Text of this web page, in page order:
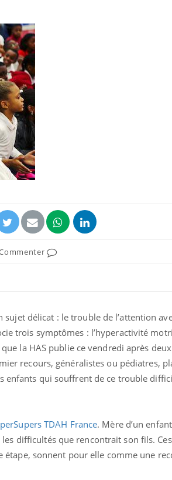
sujet délicat : le trouble de l’attention
trois symptômes : l’hyperactivité
la HAS publie ce vendredi après
recours, généralistes ou pédiatres,
enfants qui souffrent de ce trouble
TDAH France. Mère d’un
difficultés que rencontrait son fils.
sonnent pour elle comme une